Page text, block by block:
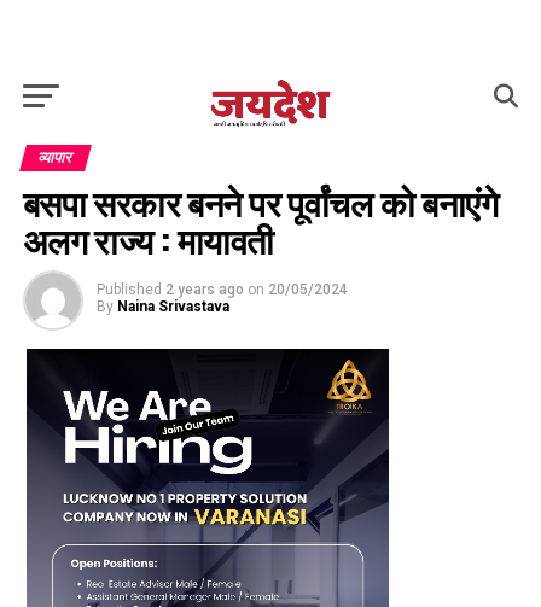
व्यापार
बसपा सरकार बनने पर पूर्वांचल को बनाएंगे
अलग राज्य : मायावती
Published 2 years ago on 20/05/2024
By Naina Srivastava